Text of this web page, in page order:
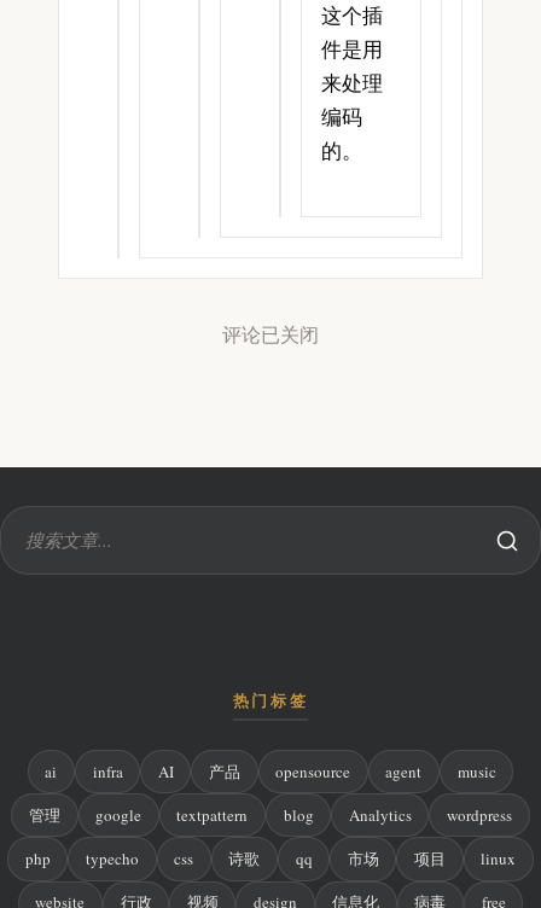
这个插
件是用
来处理
编码
的。
评论已关闭
热门标签
ai infra AI 产品 opensource agent music
管理 google textpattern blog Analytics wordpress
php typecho css 诗歌 qq 市场 项目 linux
website 行政 视频 design 信息化 病毒 free